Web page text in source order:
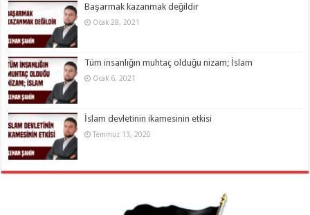
Başarmak kazanmak değildir
Ocak 28, 2021
Tüm insanlığın muhtaç olduğu nizam; İslam
Ocak 6, 2021
İslam devletinin ikamesinin etkisi
Temmuz 13, 2020